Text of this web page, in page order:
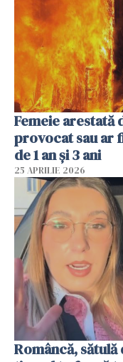
Femeie arestată
provocat sau ar
de 1 an și 3 ani
25 APRILIE 2026
Româncă,